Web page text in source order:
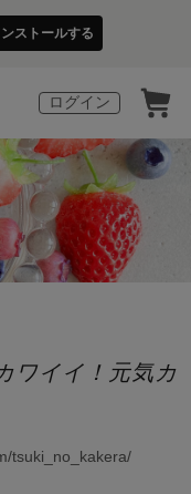
ストールする
ログイン
ワイイ！元気カ
tsuki_no_kakera/